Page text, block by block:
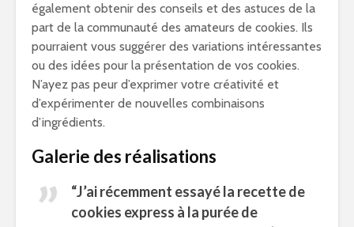
également obtenir des conseils et des astuces de la
part de la communauté des amateurs de cookies. Ils
pourraient vous suggérer des variations intéressantes
ou des idées pour la présentation de vos cookies.
N’ayez pas peur d’exprimer votre créativité et
d’expérimenter de nouvelles combinaisons
d’ingrédients.
Galerie des réalisations
“J’ai récemment essayé la recette de
cookies express à la purée de